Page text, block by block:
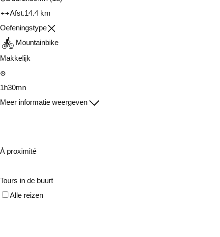
Afst.14.4 km
Oefeningstype
Mountainbike
Makkelijk
1h30mn
Meer informatie weergeven
À proximité
Tours in de buurt
Alle reizen